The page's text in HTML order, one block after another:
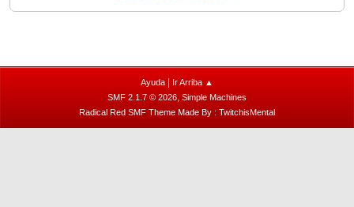
Ayuda
Ir Arriba ▲
SMF 2.1.7 © 2026, Simple Machines
Radical Red SMF Theme Made By : TwitchisMental